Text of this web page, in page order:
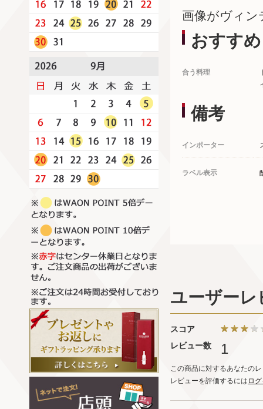
画像がヴィン
おすすめ
合う料理
備考
インポーター
ラベル表示
ユーザーレ
スコア
レビュー数
1
この商品に対するあなたの
レビューを評価するには ロ